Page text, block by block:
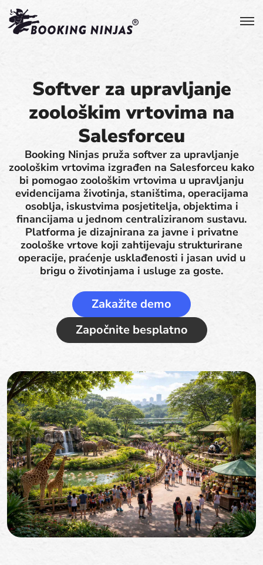
Softver za upravljanje
zoološkim vrtovima na
Salesforceu
Booking Ninjas pruža softver za upravljanje
zoološkim vrtovima izgrađen na Salesforceu kako
bi pomogao zoološkim vrtovima u upravljanju
evidencijama životinja, staništima, operacijama
osoblja, iskustvima posjetitelja, objektima i
financijama u jednom centraliziranom sustavu.
Platforma je dizajnirana za javne i privatne
zoološke vrtove koji zahtijevaju strukturirane
operacije, praćenje usklađenosti i jasan uvid u
brigu o životinjama i usluge za goste.
Zakažite demo
Započnite besplatno